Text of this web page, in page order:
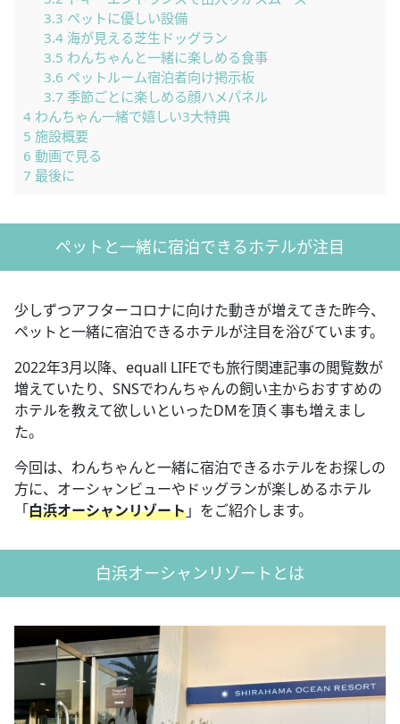
3.3 ペットに優しい設備
3.4海が見える芝生ドッグラン
3.5 わんちゃんと一緒に楽しめる食事
3.6 ペットルーム宿泊者向け掲示板
3.7 季節ごとに楽しめる顔ハメパネル
4 わんちゃん一緒で嬉しい3大特典
5 施設概要
6 動画で見る
7 最後に
ペットと一緒に宿泊できるホテルが注目
少しずつアフターコロナに向けた動きが増えてきた昨今、
ペットと一緒に宿泊できるホテルが注目を浴びています。
2022年3月以降、equall LIFEでも旅行関連記事の閲覧数が
増えていたり、SNSでわんちゃんの飼い主からおすすめの
ホテルを教えて欲しいといったDMを頂く事も増えまし
た。
今回は、わんちゃんと一緒に宿泊できるホテルをお探しの
方に、オーシャンビューやドッグランが楽しめるホテル
「白浜オーシャンリゾート」をご紹介します。
白浜オーシャンリゾートとは